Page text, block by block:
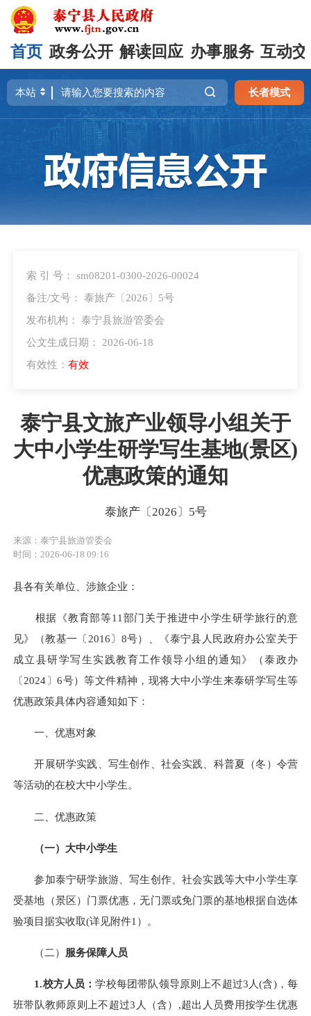
首页 政务公开 解读回应 办事服务 互动
长者模式
索 引 号： sm08201-0300-2026-00024
备注/文号： 泰旅产〔2026〕5号
发布机构： 泰宁县旅游管委会
公文生成日期： 2026-06-18
有效性： 有效
泰宁县文旅产业领导小组关于
大中小学生研学写生基地(景区)
优惠政策的通知
泰旅产〔2026〕5号
来源：泰宁县旅游管委会
时间：2026-06-18 09:16
县各有关单位、涉旅企业：
根据《教育部等11部门关于推进中小学生研学旅行的意
见》（教基一〔2016〕8号）、《泰宁县人民政府办公室关于
成立县研学写生实践教育工作领导小组的通知》（泰政办
〔2024〕6号）等文件精神，现将大中小学生来泰研学写生等
优惠政策具体内容通知如下：
一、优惠对象
开展研学实践、写生创作、社会实践、科普夏（冬）令营
等活动的在校大中小学生。
二、优惠政策
（一） 大中小学生
参加泰宁研学旅游、写生创作、社会实践等大中小学生享
受基地（景区）门票优惠，无门票或免门票的基地根据自选体
验项目据实收取(详见附件1）。
（二） 服务保障人员
1.校方人员：学校每团带队领导原则上不超过3人(含)，每
班带队教师原则上不超过3人（含）,超出人员费用按学生优惠